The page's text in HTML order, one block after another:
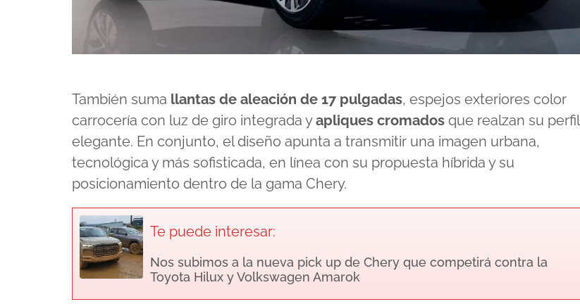
También suma llantas de aleación de 17 pulgadas, espejos exteriores color
carrocería con luz de giro integrada yapliques cromados que realzan su perfil
elegante. En conjunto, el diseño apunta a transmitir una imagen urbana,
tecnológica y más sofisticada, en línea con su propuesta híbrida y su
posicionamiento dentro de la gama Chery.
Te puede interesar:
Nos subimos a la nueva pick up de Chery que competirá contra la
Toyota Hilux y Volkswagen Amarok